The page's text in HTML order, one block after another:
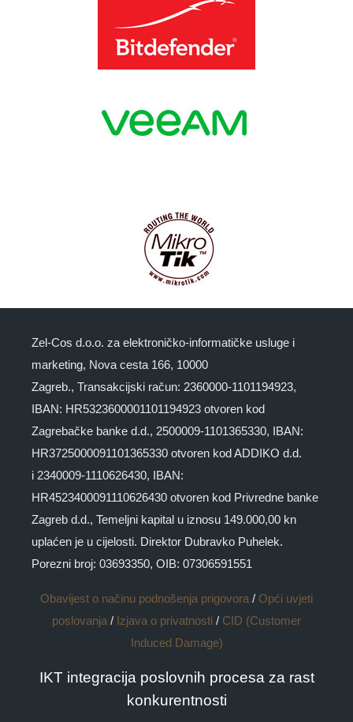
Zel-Cos d.o.o. za elektroničko-informatičke usluge i
marketing, Nova cesta 166, 10000
Zagreb., Transakcijski račun: 2360000-1101194923,
IBAN: HR5323600001101194923 otvoren kod
Zagrebačke banke d.d., 2500009-1101365330, IBAN:
HR3725000091101365330 otvoren kod ADDIKO d.d.
i 2340009-1110626430, IBAN:
HR4523400091110626430 otvoren kod Privredne banke
Zagreb d.d., Temeljni kapital u iznosu 149.000,00 kn
uplaćen je u cijelosti. Direktor Dubravko Puhelek.
Porezni broj: 03693350, OIB: 07306591551
Obavijest o načinu podnošenja prigovora / Opći uvjeti
poslovanja / Izjava o privatnosti / CID (Customer
Induced Damage)
IKT integracija poslovnih procesa za rast
konkurentnosti